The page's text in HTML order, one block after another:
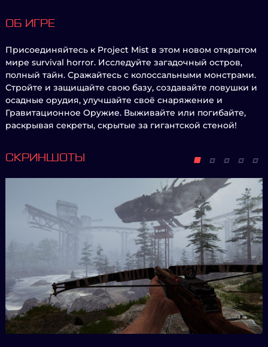
ОБ ИГРЕ
Присоединяйтесь к Project Mist в этом новом открытом
мире survival horror. Исследуйте загадочный остров,
полный тайн. Сражайтесь с колоссальными монстрами.
Стройте и защищайте свою базу, создавайте ловушки и
осадные орудия, улучшайте своё снаряжение и
Гравитационное Оружие. Выживайте или погибайте,
раскрывая секреты, скрытые за гигантской стеной!
СКРИНШОТЫ